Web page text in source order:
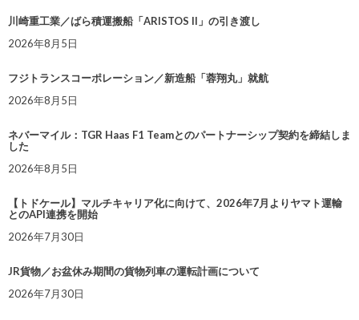
川崎重工業／ばら積運搬船「ARISTOS II」の引き渡し
2026年8月5日
フジトランスコーポレーション／新造船「蓉翔丸」就航
2026年8月5日
ネバーマイル：TGR Haas F1 Teamとのパートナーシップ契約を締結しま
した
2026年8月5日
【トドケール】マルチキャリア化に向けて、2026年7月よりヤマト運輸
とのAPI連携を開始
2026年7月30日
JR貨物／お盆休み期間の貨物列車の運転計画について
2026年7月30日